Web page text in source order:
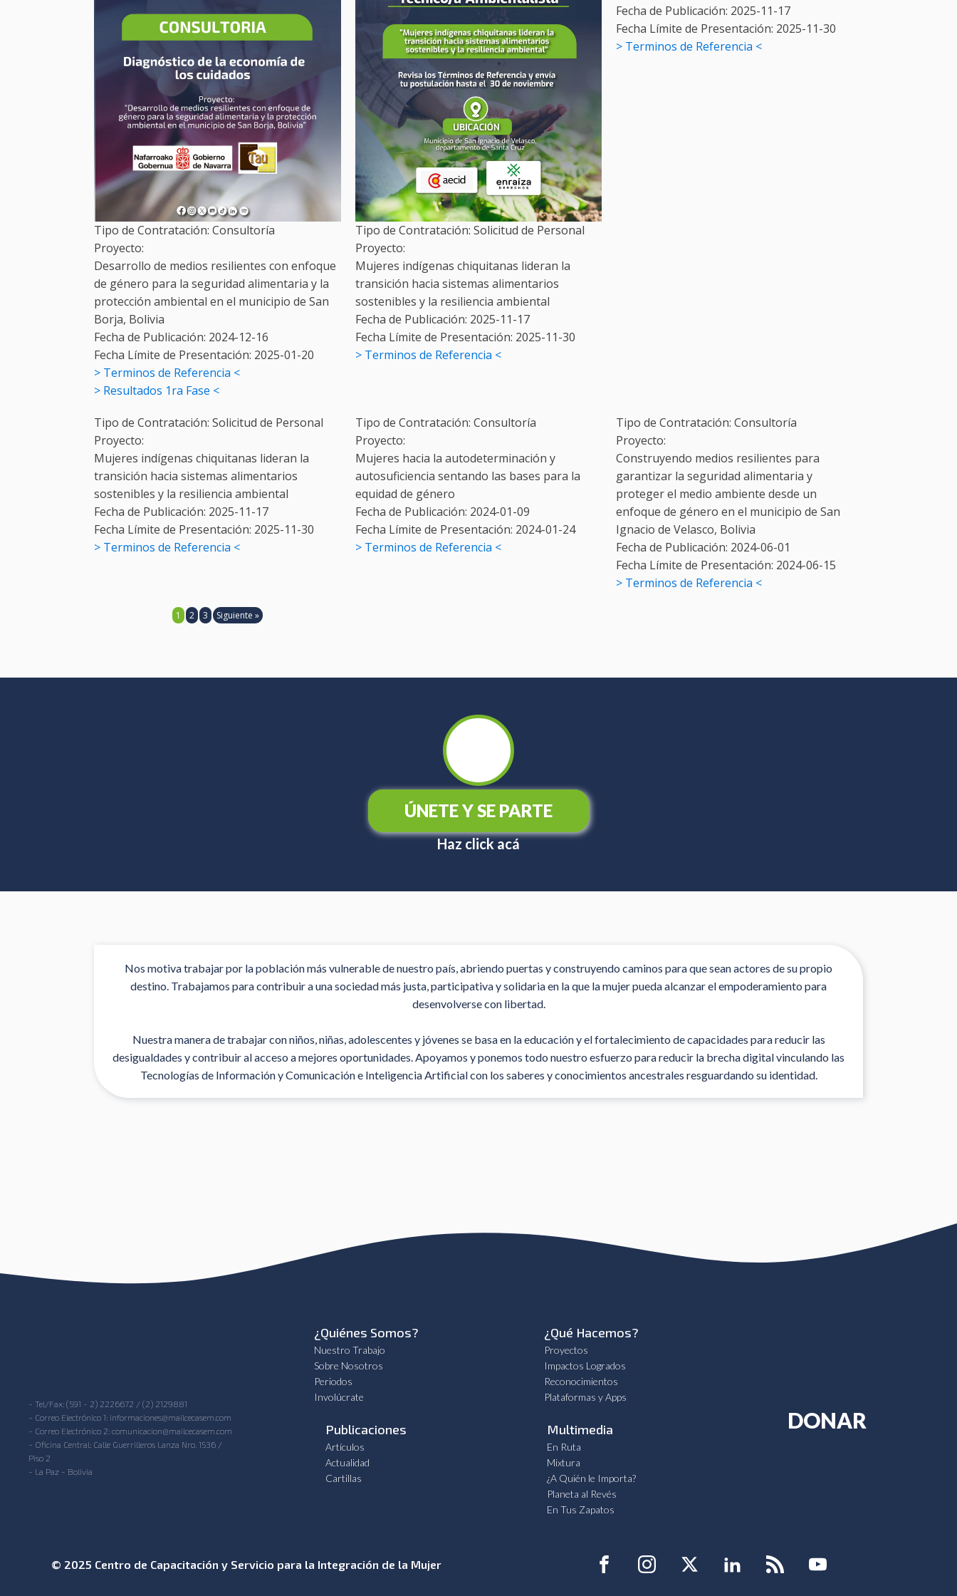
Tipo de Contratación: Consultoría
Proyecto:
Desarrollo de medios resilientes con enfoque
de género para la seguridad alimentaria y la
protección ambiental en el municipio de San
Borja, Bolivia
Fecha de Publicación: 2024-12-16
Fecha Límite de Presentación: 2025-01-20
> Terminos de Referencia <
> Resultados 1ra Fase <
Tipo de Contratación: Solicitud de Personal
Proyecto:
Mujeres indígenas chiquitanas lideran la
transición hacia sistemas alimentarios
sostenibles y la resiliencia ambiental
Fecha de Publicación: 2025-11-17
Fecha Límite de Presentación: 2025-11-30
> Terminos de Referencia <
Fecha de Publicación: 2025-11-17
Fecha Límite de Presentación: 2025-11-30
> Terminos de Referencia <
Tipo de Contratación: Solicitud de Personal
Proyecto:
Mujeres indígenas chiquitanas lideran la
transición hacia sistemas alimentarios
sostenibles y la resiliencia ambiental
Fecha de Publicación: 2025-11-17
Fecha Límite de Presentación: 2025-11-30
> Terminos de Referencia <
Tipo de Contratación: Consultoría
Proyecto:
Mujeres hacia la autodeterminación y
autosuficiencia sentando las bases para la
equidad de género
Fecha de Publicación: 2024-01-09
Fecha Límite de Presentación: 2024-01-24
> Terminos de Referencia <
Tipo de Contratación:Consultoría
Proyecto:
Construyendo medios resilientes para
garantizar la seguridad alimentaria y
proteger el medio ambiente desde un
enfoque de género en el municipio de San
Ignacio de Velasco, Bolivia
Fecha de Publicación: 2024-06-01
Fecha Límite de Presentación: 2024-06-15
> Terminos de Referencia <
1 2 3 Siguiente »
ÚNETE Y SE PARTE
Haz click acá
Nos motiva trabajar por la población más vulnerable de nuestro país, abriendo puertas y construyendo caminos para que sean actores de su propio
destino. Trabajamos para contribuir a una sociedad más justa, participativa y solidaria en la que la mujer pueda alcanzar el empoderamiento para
desenvolverse con libertad.
Nuestra manera de trabajar con niños, niñas, adolescentes y jóvenes se basa en la educación y el fortalecimiento de capacidades para reducir las
desigualdades y contribuir al acceso a mejores oportunidades. Apoyamos y ponemos todo nuestro esfuerzo para reducir la brecha digital vinculando las
Tecnologías de Información y Comunicación e Inteligencia Artificial con los saberes y conocimientos ancestrales resguardando su identidad.
- Tel/Fax: (591 - 2) 2226672 / (2) 2129881
- Correo Electrónico 1: informaciones@mailcecasem.com
- Correo Electrónico 2: comunicacion@mailcecasem.com
- Oficina Central: Calle Guerrilleros Lanza Nro. 1536 /
Piso 2
- La Paz - Bolivia
¿Quiénes Somos?
Nuestro Trabajo
Sobre Nosotros
Periodos
Involúcrate
¿Qué Hacemos?
Proyectos
Impactos Logrados
Reconocimientos
Plataformas y Apps
Publicaciones
Artículos
Actualidad
Cartillas
Multimedia
En Ruta
Mixtura
¿A Quién le Importa?
Planeta al Revés
En Tus Zapatos
DONAR
© 2025 Centro de Capacitación y Servicio para la Integración de la Mujer